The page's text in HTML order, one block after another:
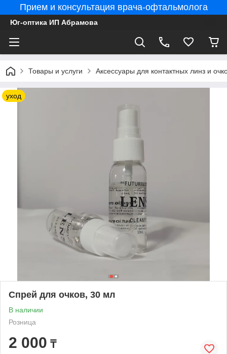
Прием и консультация врача-офтальмолога
Юг-оптика ИП Абрамова
Товары и услуги Аксессуары для контактных линз и
уход
Спрей для очков, 30 мл
В наличии
Розница
2 000 ₸